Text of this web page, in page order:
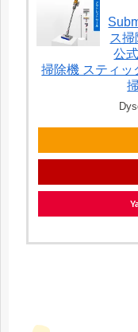
ス
公
掃除機 スティッ